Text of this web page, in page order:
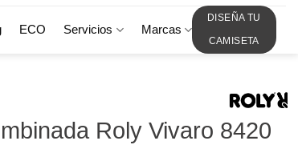
ECO Servicios Marcas
DISEÑA TU
CAMISETA
Roly Vivaro 8420